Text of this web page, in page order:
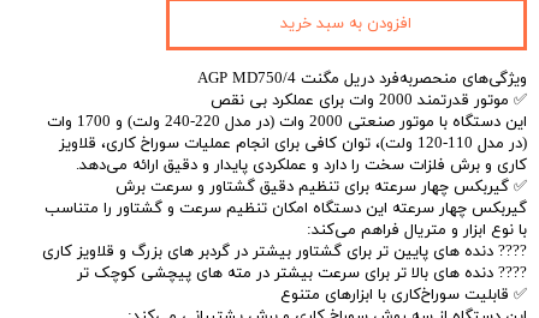
ویژگی‌های منحصربه‌فرد دریل مگنت AGP MD750/4
✅ موتور قدرتمند 2000 وات برای عملکرد بی‌ نقص
این دستگاه با موتور صنعتی 2000 وات (در مدل 220-240 ولت) و 1700 وات
(در مدل 110-120 ولت)، توان کافی برای انجام عملیات سوراخ‌ کاری، قلاویز
کاری و برش فلزات سخت را دارد و عملکردی پایدار و دقیق ارائه می‌دهد.
✅ گیربکس چهار سرعته برای تنظیم دقیق گشتاور و سرعت برش
گیربکس چهار سرعته این دستگاه امکان تنظیم سرعت و گشتاور را متناسب
با نوع ابزار و متریال فراهم می‌کند:
???? دنده‌ های پایین‌ تر برای گشتاور بیشتر در گردبر های بزرگ و قلاویز کاری
???? دنده‌ های بالا تر برای سرعت بیشتر در مته‌ های پیچشی کوچک‌ تر
✅ قابلیت سوراخ‌کاری با ابزارهای متنوع
افزودن به سبد خرید